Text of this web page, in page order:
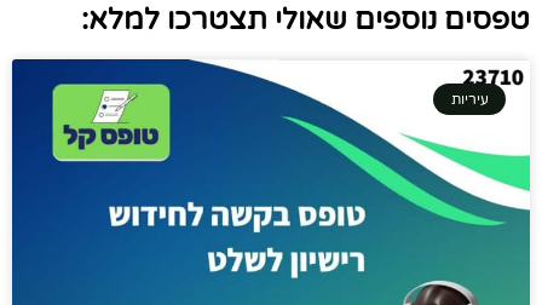
טפסים נוספים שאולי תצטרכו למלא:
עיריות